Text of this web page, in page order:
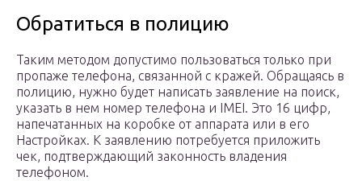
Обратиться в полицию
Таким методом допустимо пользоваться только при
пропаже телефона, связанной с кражей. Обращаясь в
полицию, нужно будет написать заявление на поиск,
указать в нем номер телефона и IMEI. Это 16 цифр,
напечатанных на коробке от аппарата или в его
Настройках. К заявлению потребуется приложить
чек, подтверждающий законность владения
телефоном.